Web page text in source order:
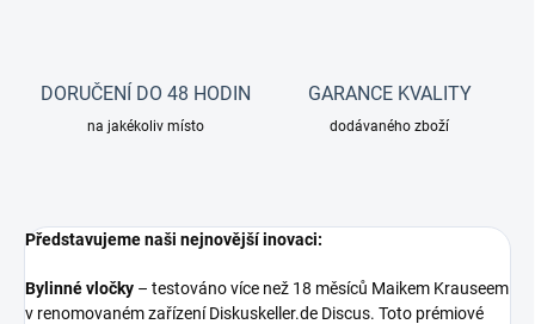
DORUČENÍ DO 48 HODIN
na jakékoliv místo
GARANCE KVALITY
dodávaného zboží
Představujeme naši nejnovější inovaci:
Bylinné vločky – testováno více než 18 měsíců Maikem Krauseem
v renomovaném zařízení Diskuskeller.de Discus. Toto prémiové